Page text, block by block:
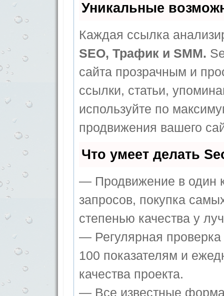
Уникальные
Каждая ссылка
SEO, Трафик и SMM.
сайта прозрачным и
ссылки, статьи,
используйте по
продвижения вашего
Что умеет делать
— Продвижение в один
запросов, покупка
степенью качества у
— Регулярная
100 показателям и
качества проекта.
— Все известные